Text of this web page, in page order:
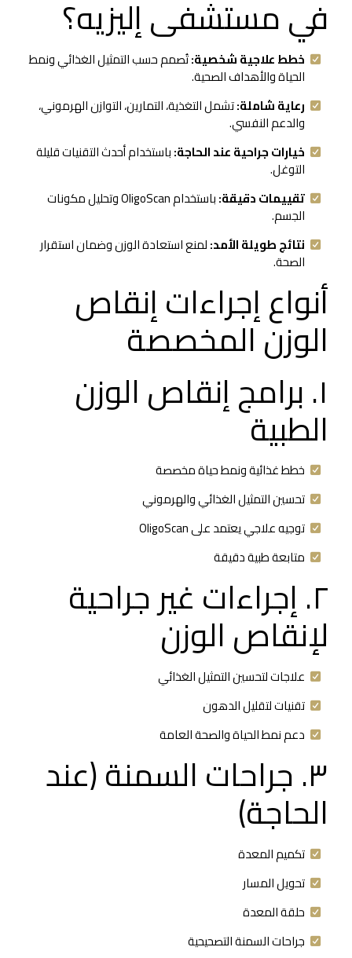
في مستشفى إليزيه؟
خطط علاجية شخصية:تُصمم حسب التمثيل الغذائي ونمط
الحياة والأهداف الصحية.
رعاية شاملة:تشمل التغذية، التمارين، التوازن الهرموني،
والدعم النفسي.
خيارات جراحية عند الحاجة:باستخدام أحدث التقنيات قليلة
التوغل.
تقييمات دقيقة:
باستخدام OligoScan وتحليل مكونات
الجسم.
نتائج طويلة الأمد:لمنع استعادة الوزن وضمان استقرار
الصحة.
أنواع إجراءات إنقاص
الوزن المخصصة
١. برامج إنقاص الوزن
الطبية
خطط غذائية ونمط حياة مخصصة
تحسين التمثيل الغذائي والهرموني
توجيه علاجي يعتمد على OligoScan
متابعة طبية دقيقة
٢. إجراءات غير جراحية
لإنقاص الوزن
علاجات لتحسين التمثيل الغذائي
تقنيات لتقليل الدهون
دعم نمط الحياة والصحة العامة
٣. جراحات السمنة (عند
الحاجة)
تكميم المعدة
تحويل المسار
حلقة المعدة
جراحات السمنة التصحيحية